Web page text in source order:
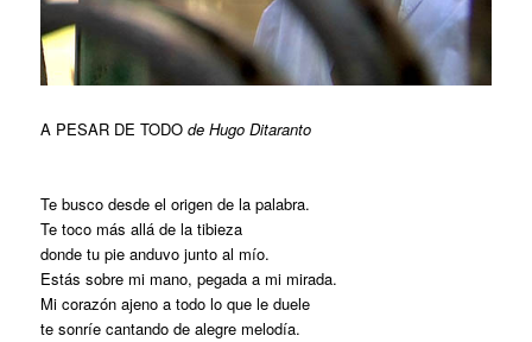
A PESAR DE TODOde Hugo Ditaranto
Te busco desde el origen de la palabra.
Te toco más allá de la tibieza
donde tu pie anduvo junto al mío.
Estás sobre mi mano, pegada a mi mirada.
Mi corazón ajeno a todo lo que le duele
te sonríe cantando de alegre melodía.